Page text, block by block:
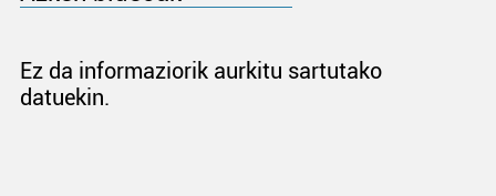
Ez da informaziorik aurkitu sartutako
datuekin.